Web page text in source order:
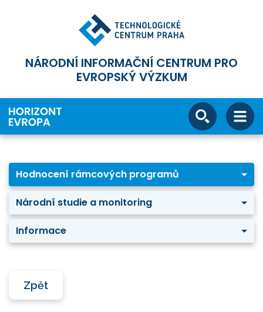
NÁRODNÍ INFORMAČNÍ CENTRUM PRO
EVROPSKÝ VÝZKUM
Hodnocení rámcových programů
Národní studie a monitoring
Informace
Zpět